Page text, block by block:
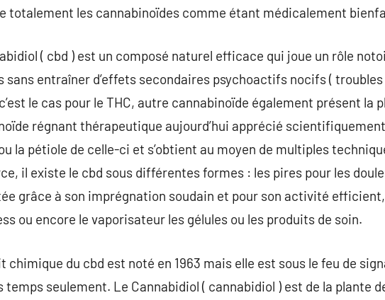
totalement les cannabinoïdes comme étant médicalement
( cbd ) est un composé naturel efficace qui joue un rôle
sans entraîner d’effets secondaires psychoactifs nocifs (
le cas pour le THC, autre cannabinoïde également présent la
régnant thérapeutique aujourd’hui apprécié
la pétiole de celle-ci et s’obtient au moyen de multiples
il existe le cbd sous différentes formes : les pires pour les
grâce à son imprégnation soudain et pour son activité
ou encore le vaporisateur les gélules ou les produits de soin.
chimique du cbd est noté en 1963 mais elle est sous le feu de
temps seulement. Le Cannabidiol ( cannabidiol ) est de la plante